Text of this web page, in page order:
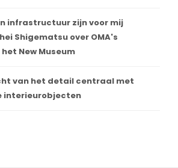
infrastructuur zijn voor mij
Shigematsu over OMA's
New Museum
van het detail centraal met
interieurobjecten